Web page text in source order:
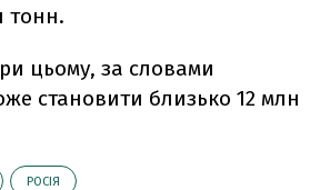
тонн.
цьому, за словами
становити близько 12 млн
РОСІЯ